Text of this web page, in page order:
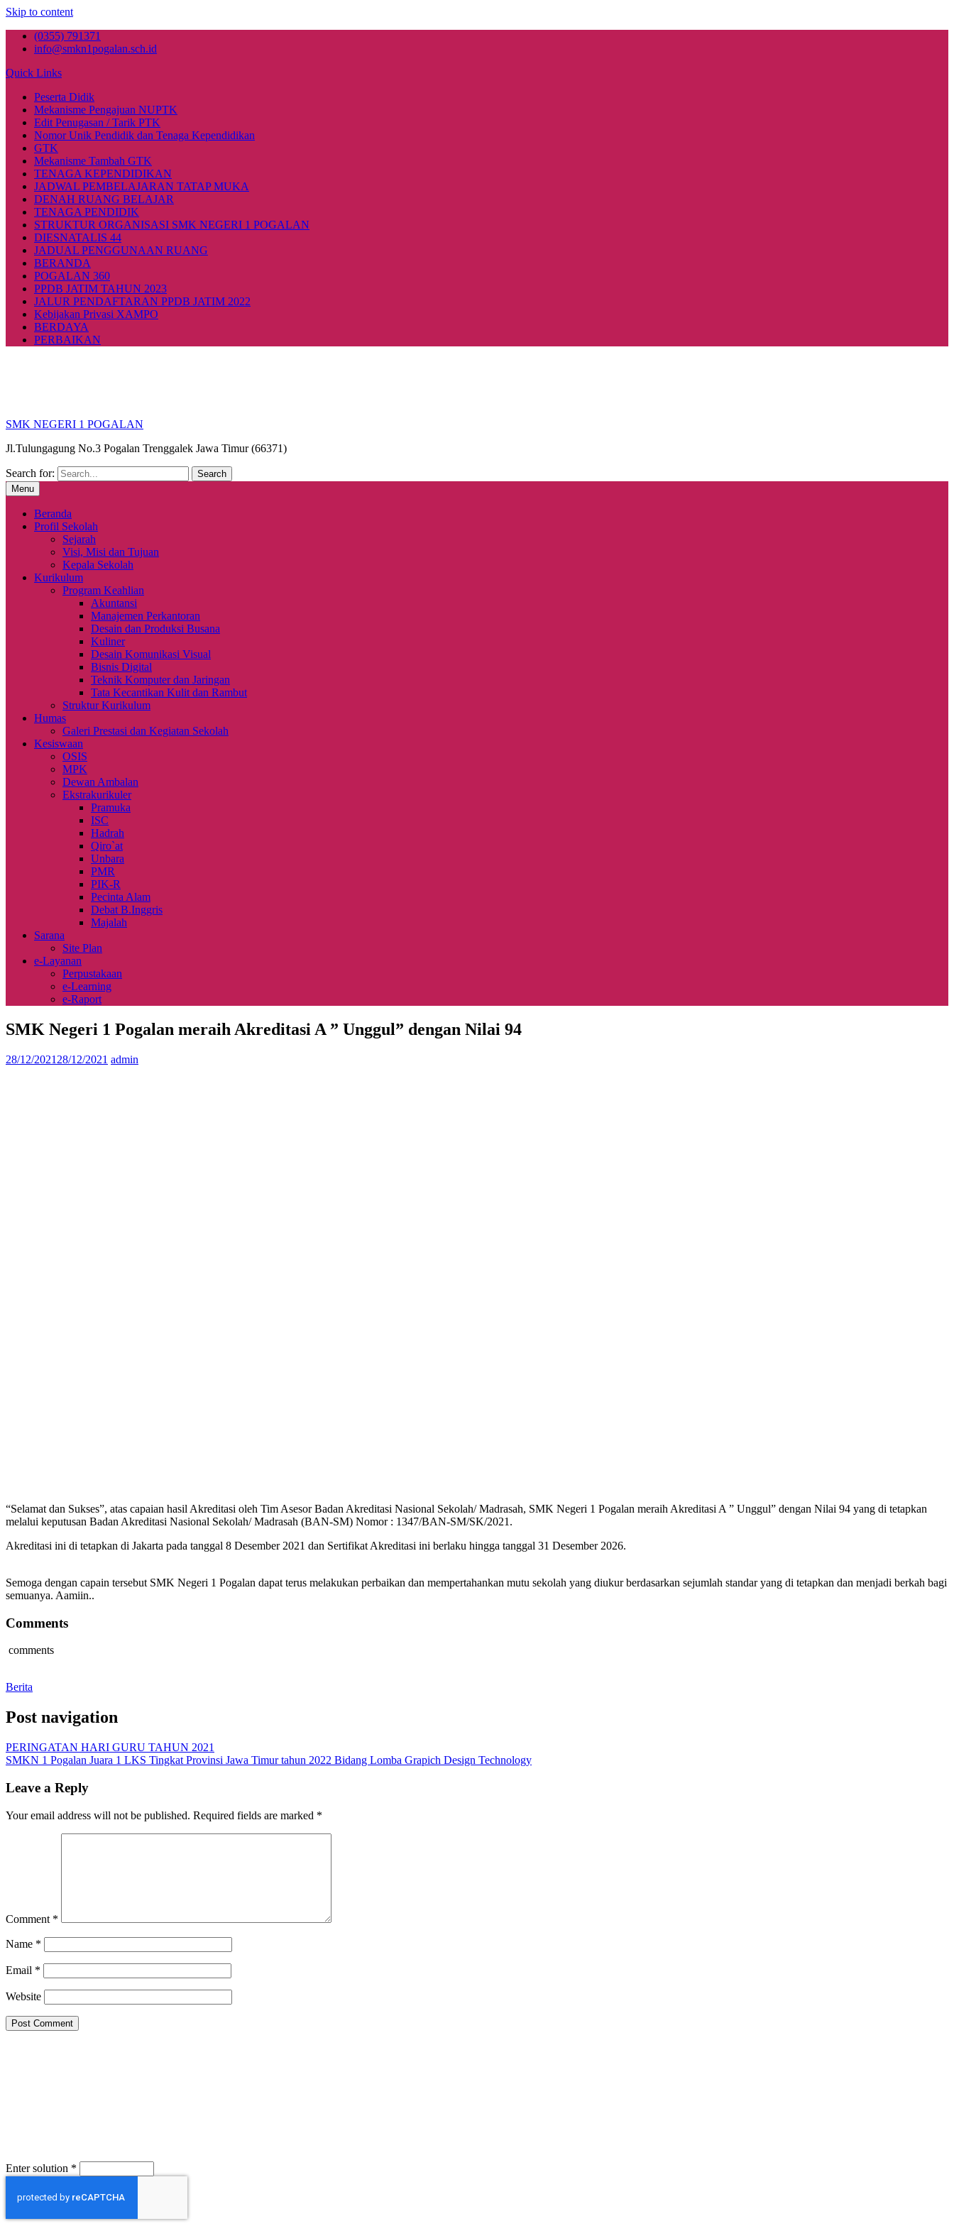
Skip to content
(0355) 791371
info@smkn1pogalan.sch.id
Quick Links
Peserta Didik
Mekanisme Pengajuan NUPTK
Edit Penugasan / Tarik PTK
Nomor Unik Pendidik dan Tenaga Kependidikan
GTK
Mekanisme Tambah GTK
TENAGA KEPENDIDIKAN
JADWAL PEMBELAJARAN TATAP MUKA
DENAH RUANG BELAJAR
TENAGA PENDIDIK
STRUKTUR ORGANISASI SMK NEGERI 1 POGALAN
DIESNATALIS 44
JADUAL PENGGUNAAN RUANG
BERANDA
POGALAN 360
PPDB JATIM TAHUN 2023
JALUR PENDAFTARAN PPDB JATIM 2022
Kebijakan Privasi XAMPO
BERDAYA
PERBAIKAN
SMK NEGERI 1 POGALAN
Jl.Tulungagung No.3 Pogalan Trenggalek Jawa Timur (66371)
Search for:
Menu
Beranda
Profil Sekolah
Sejarah
Visi, Misi dan Tujuan
Kepala Sekolah
Kurikulum
Program Keahlian
Akuntansi
Manajemen Perkantoran
Desain dan Produksi Busana
Kuliner
Desain Komunikasi Visual
Bisnis Digital
Teknik Komputer dan Jaringan
Tata Kecantikan Kulit dan Rambut
Struktur Kurikulum
Humas
Galeri Prestasi dan Kegiatan Sekolah
Kesiswaan
OSIS
MPK
Dewan Ambalan
Ekstrakurikuler
Pramuka
ISC
Hadrah
Qiro`at
Unbara
PMR
PIK-R
Pecinta Alam
Debat B.Inggris
Majalah
Sarana
Site Plan
e-Layanan
Perpustakaan
e-Learning
e-Raport
SMK Negeri 1 Pogalan meraih Akreditasi A ” Unggul” dengan Nilai 94
28/12/2021 28/12/2021 admin
“Selamat dan Sukses”, atas capaian hasil Akreditasi oleh Tim Asesor Badan Akreditasi Nasional Sekolah/ Madrasah, SMK Negeri 1 Pogalan meraih Akreditasi A ” Unggul” dengan Nilai 94 yang di tetapkan
melalui keputusan Badan Akreditasi Nasional Sekolah/ Madrasah (BAN-SM) Nomor : 1347/BAN-SM/SK/2021.
Akreditasi ini di tetapkan di Jakarta pada tanggal 8 Desember 2021 dan Sertifikat Akreditasi ini berlaku hingga tanggal 31 Desember 2026.
Semoga dengan capain tersebut SMK Negeri 1 Pogalan dapat terus melakukan perbaikan dan mempertahankan mutu sekolah yang diukur berdasarkan sejumlah standar yang di tetapkan dan menjadi berkah bagi
semuanya. Aamiin..
Comments
comments
Berita
Post navigation
PERINGATAN HARI GURU TAHUN 2021
SMKN 1 Pogalan Juara 1 LKS Tingkat Provinsi Jawa Timur tahun 2022 Bidang Lomba Grapich Design Technology
Leave a Reply
Your email address will not be published. Required fields are marked *
Comment *
Name *
Email *
Website
Enter solution *